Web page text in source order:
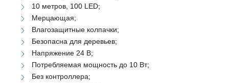
10 метров, 100 LED;
Мерцающая;
Влагозащитные колпачки;
Безопасна для деревьев;
Напряжение 24 В;
Потребляемая мощность до 10 Вт;
Без контроллера;